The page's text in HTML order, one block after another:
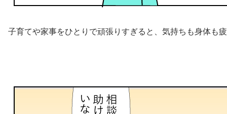
子育てや家事をひとりで頑張りすぎると、気持ちも身体も